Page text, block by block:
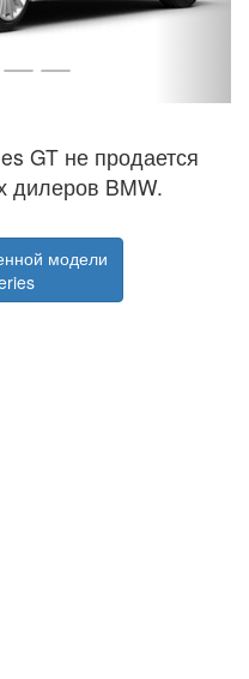
GT не продается
дилеров BMW.
модели